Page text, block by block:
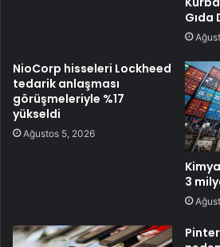
Gıda
NioCorp hisseleri Lockheed
tedarik anlaşması
görüşmeleriyle %17
yükseldi
Ağustos 5, 2026
3